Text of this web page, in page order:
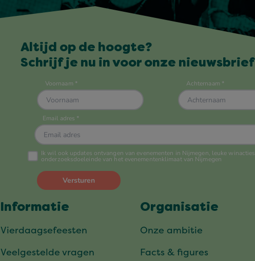
Altijd op de hoogte?
Schrijf je nu in voor onze
Informatie
Vierdaagsefeesten
Veelgestelde vragen
Organisatie
Onze ambitie
Facts & figures